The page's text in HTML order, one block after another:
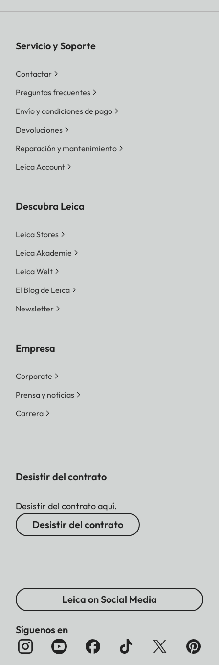
Servicio y Soporte
Contactar
Preguntas frecuentes
Envío y condiciones de pago
Devoluciones
Reparación y mantenimiento
Leica Account
Descubra Leica
Leica Stores
Leica Akademie
Leica Welt
El Blog de Leica
Newsletter
Empresa
Corporate
Prensa y noticias
Carrera
Desistir del contrato
Desistir del contrato aquí.
Desistir del contrato
Leica on Social Media
Síguenos en